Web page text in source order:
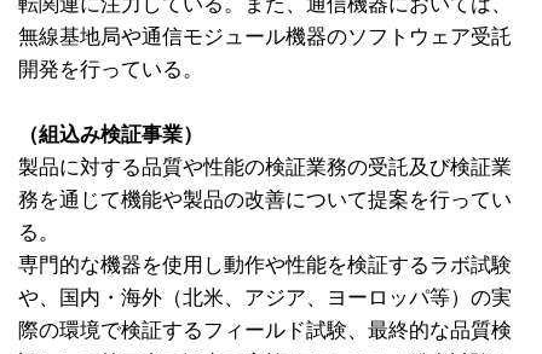
無線基地局や通信モジュール機器のソフトウェア受託
開発を行っている。
（組込み検証事業）
製品に対する品質や性能の検証業務の受託及び検証業
務を通じて機能や製品の改善について提案を行ってい
る。
専門的な機器を使用し動作や性能を検証するラボ試験
や、国内・海外（北米、アジア、ヨーロッパ等）の実
際の環境で検証するフィールド試験、最終的な品質検